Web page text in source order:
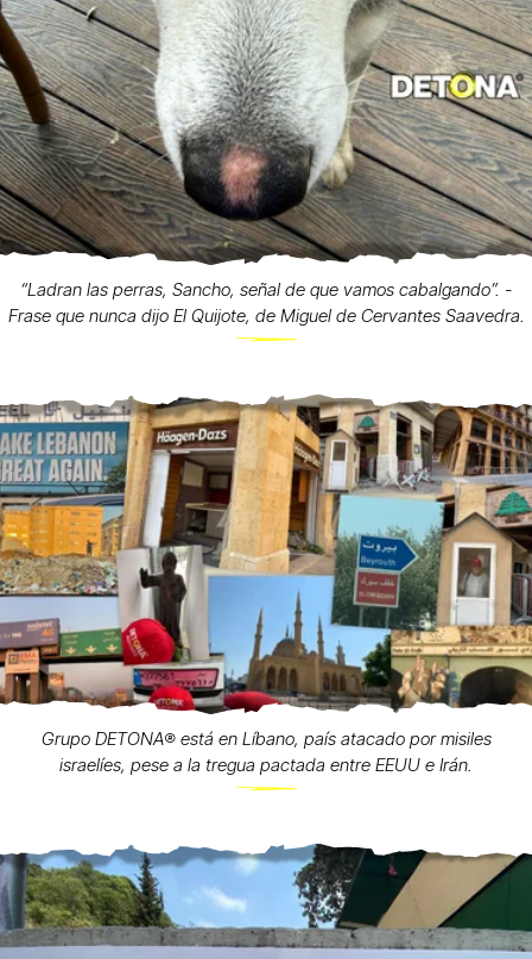
“Ladran las perras, Sancho, señal de que vamos cabalgando”. -
Frase que nunca dijo El Quijote, de Miguel de Cervantes Saavedra.
Grupo DETONA®️ está en Líbano, país atacado por misiles
israelíes, pese a la tregua pactada entre EEUU e Irán.